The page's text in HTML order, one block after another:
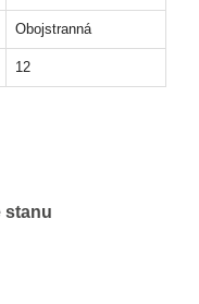
Obojstranná
12
stanu